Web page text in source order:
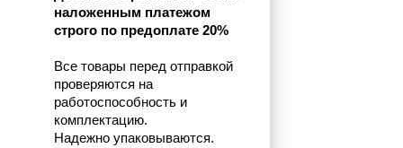
наложенным платежом
строго по предоплате 20%
Все товары перед отправкой
проверяются на
работоспособность и
комплектацию.
Надежно упаковываются.